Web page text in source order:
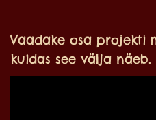
Vaadake osa projekti
kuidas see välja näeb.